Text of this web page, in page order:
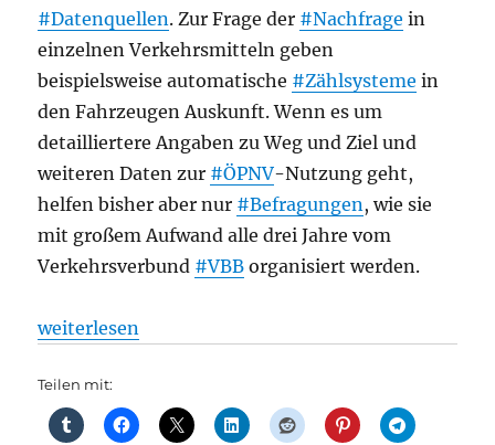
#Datenquellen. Zur Frage der #Nachfrage in
einzelnen Verkehrsmitteln geben
beispielsweise automatische #Zählsysteme in
den Fahrzeugen Auskunft. Wenn es um
detailliertere Angaben zu Weg und Ziel und
weiteren Daten zur #ÖPNV-Nutzung geht,
helfen bisher aber nur #Befragungen, wie sie
mit großem Aufwand alle drei Jahre vom
Verkehrsverbund #VBB organisiert werden.
„Bei der Verkehrsplanung können jetzt alle
weiterlesen
Teilen mit: